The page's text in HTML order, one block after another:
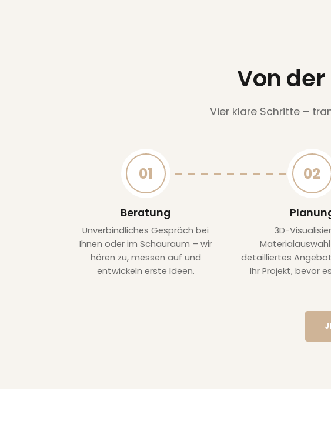
Von
Vier klare Schritte –
01
Beratung
Unverbindliches Gespräch bei
Ihnen oder im Schauraum – wir
hören zu, messen auf und
entwickeln erste Ideen.
02
3D-
detailliertes
Ihr Projekt, bevor